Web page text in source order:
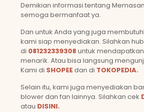
Demikian informasi tentang
semoga bermanfaat ya.
Dan untuk Anda yang juga
kami siap menyediakan. Silahkan
di 081232339308untuk
menarik. Atau bisa langsung
Kami di SHOPEEdan di TOKOPEDIA.
Selain itu, kami juga menyediakan
blower dan fan lainnya. Silahkan cek
atau DISINI.